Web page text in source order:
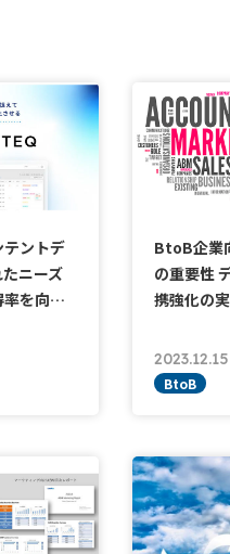
テントデ
ニーズ
率を向…
BtoB企業
の重要性
携強化の
2023.12.15
BtoB